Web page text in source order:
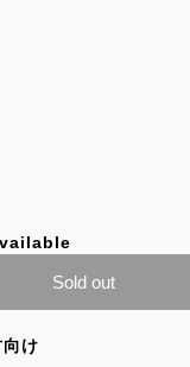
Sold out
け